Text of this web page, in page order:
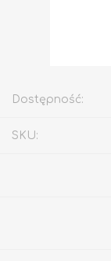
Dostępność:
SKU: